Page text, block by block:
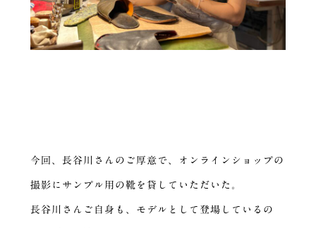
今回、長谷川さんのご厚意で、オンラインショップの
撮影にサンプル用の靴を貸していただいた。
長谷川さんご自身も、モデルとして登場しているの